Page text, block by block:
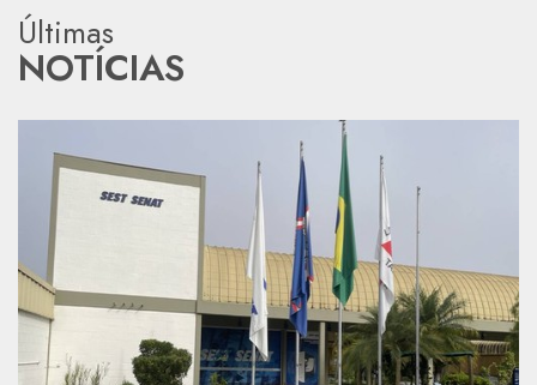
Últimas
NOTÍCIAS